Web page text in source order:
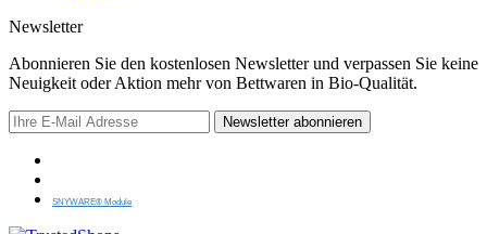
Newsletter
Abonnieren Sie den kostenlosen Newsletter und verpassen Sie keine
Neuigkeit oder Aktion mehr von Bettwaren in Bio-Qualität.
Newsletter abonnieren
SNYWARE® Module